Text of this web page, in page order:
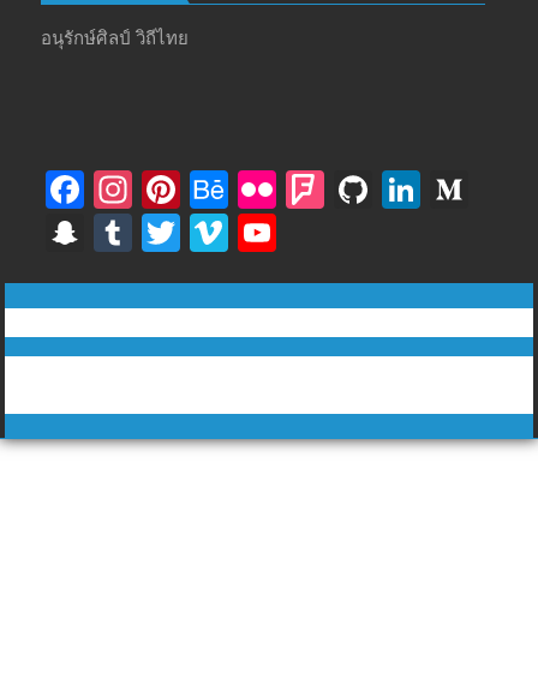
อนุรักษ์ศิลป์ วิถีไทย
F
ac
e
b
o
k
In
st
a
gr
a
Pi
nt
er
e
st
B
e
h
a
n
e
Fli F
rs
q
ar
e
Gi
u
b
Li
e
dI
u
m
S
n
a
p
h
at
T
u
m
bl
T
w
itt
er
Vi
m
e
o
o
u
T
b
e